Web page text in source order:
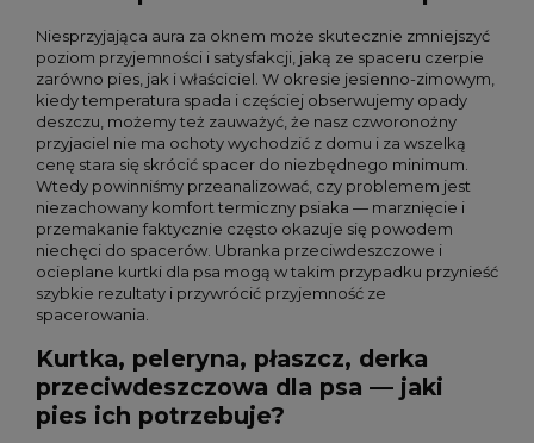
Niesprzyjająca aura za oknem może skutecznie zmniejszyć
poziom przyjemności i satysfakcji, jaką ze spaceru czerpie
zarówno pies, jak i właściciel. W okresie jesienno-zimowym,
kiedy temperatura spada i częściej obserwujemy opady
deszczu, możemy też zauważyć, że nasz czworonożny
przyjaciel nie ma ochoty wychodzić z domu i za wszelką
cenę stara się skrócić spacer do niezbędnego minimum.
Wtedy powinniśmy przeanalizować, czy problemem jest
niezachowany komfort termiczny psiaka — marznięcie i
przemakanie faktycznie często okazuje się powodem
niechęci do spacerów. Ubranka przeciwdeszczowe i
ocieplane kurtki dla psa mogą w takim przypadku przynieść
szybkie rezultaty i przywrócić przyjemność ze
spacerowania.
Kurtka, peleryna, płaszcz, derka
przeciwdeszczowa dla psa — jaki
pies ich potrzebuje?